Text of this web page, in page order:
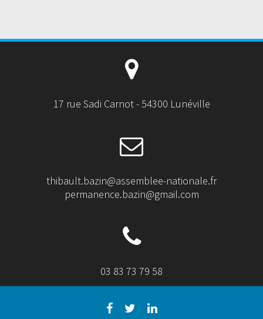
17 rue Sadi Carnot - 54300 Lunéville
thibault.bazin@assemblee-nationale.fr
permanence.bazin@gmail.com
03 83 73 79 58